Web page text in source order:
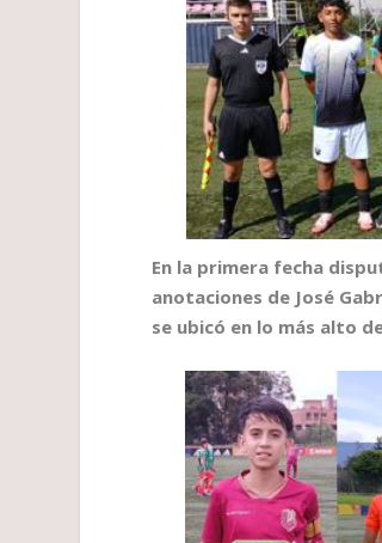
En la primera fecha
anotaciones de José
se ubicó en lo más alto